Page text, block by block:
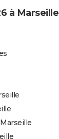
à Marseille